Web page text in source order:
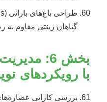
گیاهان زینتی مقاوم به
بخش 6:
با رویکردهای
بررسی کارایی